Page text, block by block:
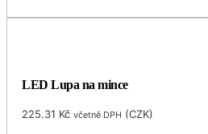
LED Lupa na mince
225.31 Kč včetně DPH (CZK)